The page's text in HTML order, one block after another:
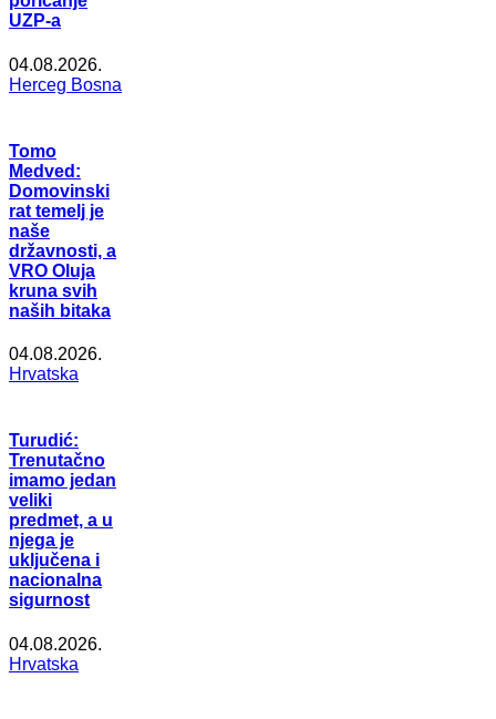
UZP-a
04.08.2026.
Herceg Bosna
Tomo
Medved:
Domovinski
rat temelj je
naše
državnosti, a
VRO Oluja
kruna svih
naših bitaka
04.08.2026.
Hrvatska
Turudić:
Trenutačno
imamo jedan
veliki
predmet, a u
njega je
uključena i
nacionalna
sigurnost
04.08.2026.
Hrvatska